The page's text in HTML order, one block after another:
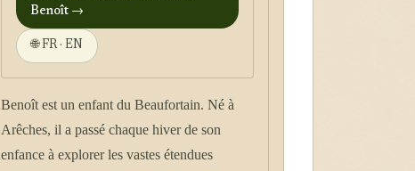
Benoît →
🌐 FR · EN
Benoît est un enfant du Beaufortain. Né à
Arêches, il a passé chaque hiver de son
enfance à explorer les vastes étendues